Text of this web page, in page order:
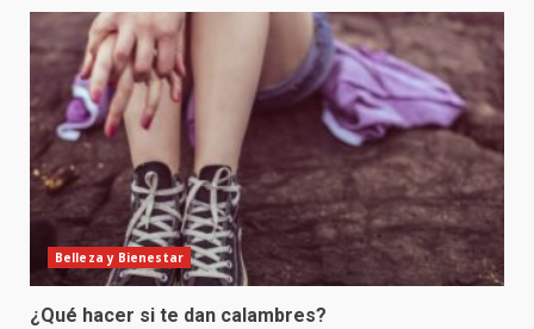
Belleza y Bienestar
¿Qué hacer si te dan calambres?